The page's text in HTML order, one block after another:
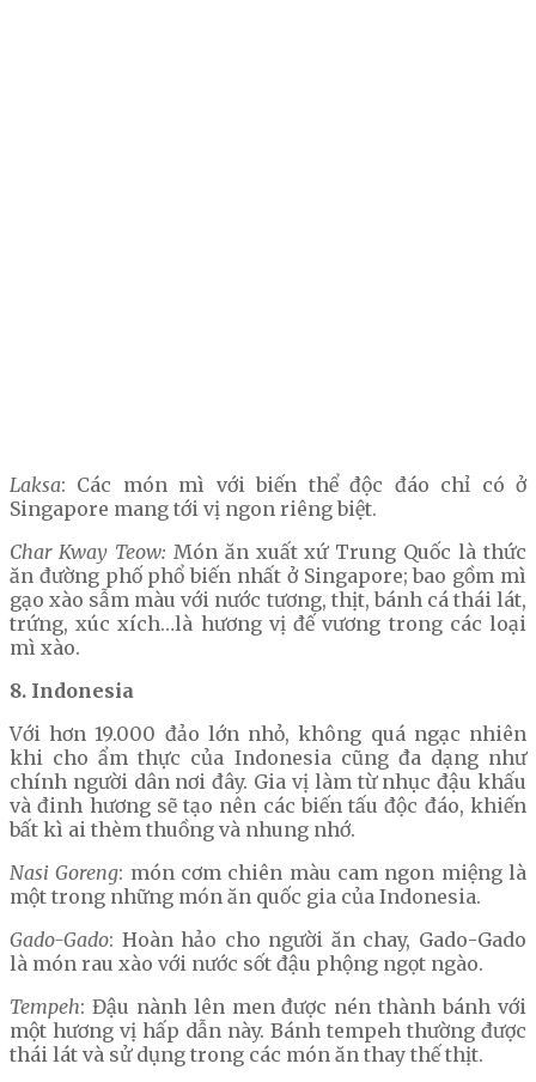
Laksa: Các món mì với biến thể độc đáo chỉ có ở
Singapore mang tới vị ngon riêng biệt.
Char Kway Teow: Món ăn xuất xứ Trung Quốc là thức
ăn đường phố phổ biến nhất ở Singapore; bao gồm mì
gạo xào sẫm màu với nước tương, thịt, bánh cá thái lát,
trứng, xúc xích…là hương vị đế vương trong các loại
mì xào.
8. Indonesia
Với hơn 19.000 đảo lớn nhỏ, không quá ngạc nhiên
khi cho ẩm thực của Indonesia cũng đa dạng như
chính người dân nơi đây. Gia vị làm từ nhục đậu khấu
và đinh hương sẽ tạo nên các biến tấu độc đáo, khiến
bất kì ai thèm thuồng và nhung nhớ.
Nasi Goreng: món cơm chiên màu cam ngon miệng là
một trong những món ăn quốc gia của Indonesia.
Gado-Gado: Hoàn hảo cho người ăn chay, Gado-Gado
là món rau xào với nước sốt đậu phộng ngọt ngào.
Tempeh: Đậu nành lên men được nén thành bánh với
một hương vị hấp dẫn này. Bánh tempeh thường được
thái lát và sử dụng trong các món ăn thay thế thịt.